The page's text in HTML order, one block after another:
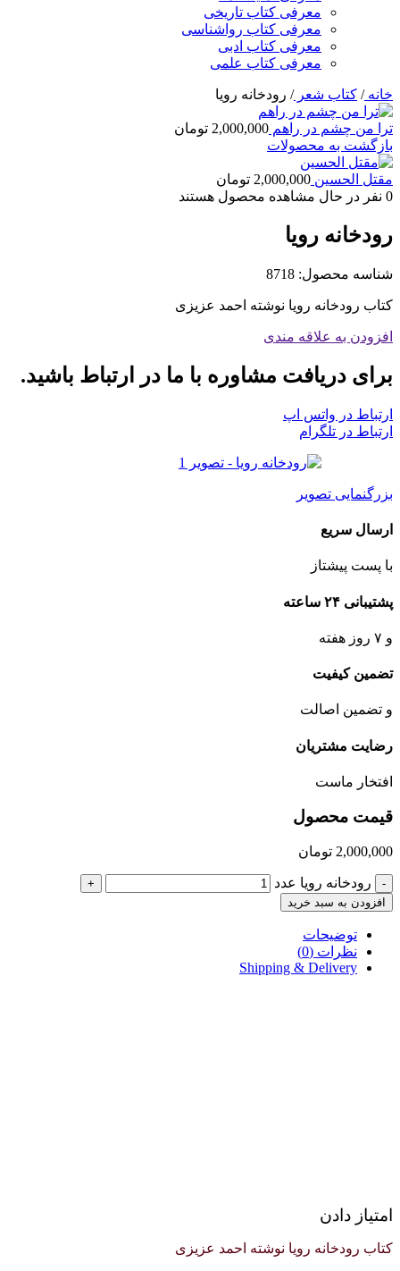
معرفی کتاب تاریخی
معرفی کتاب رواشناسی
معرفی کتاب ادبی
معرفی کتاب علمی
خانه/ کتاب شعر/ رودخانه رویا
ترا من چشم در راهم 2,000,000 تومان
بازگشت به محصولات
مقتل الحسین 2,000,000 تومان
0 نفر در حال مشاهده محصول هستند
رودخانه رویا
شناسه محصول: 8718
کتاب رودخانه رویا نوشته احمد عزیزی
افزودن به علاقه مندی
برای دریافت مشاوره با ما در ارتباط باشید.
ارتباط در واتس اپ
ارتباط در تلگرام
بزرگنمایی تصویر
ارسال سریع
با پست پیشتاز
پشتیبانی ۲۴ ساعته
و ۷ روز هفته
تضمین کیفیت
و تضمین اصالت
رضایت مشتریان
افتخار ماست
قیمت محصول
2,000,000 تومان
- رودخانه رویا عدد
+
افزودن به سبد خرید
توضیحات
نظرات (0)
Shipping & Delivery
امتیاز دادن
کتاب رودخانه رویا نوشته احمد عزیزی